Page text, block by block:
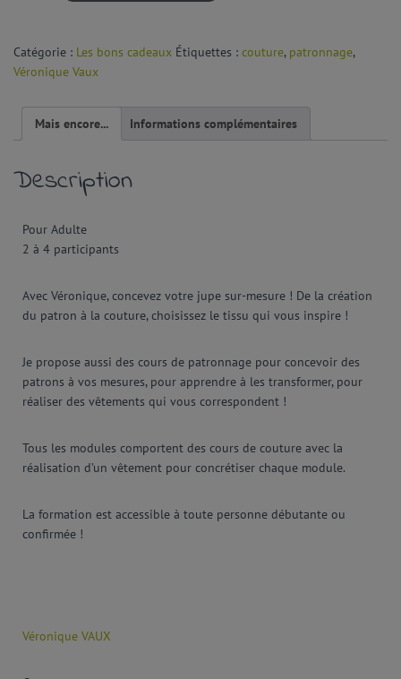
Catégorie : Les bons cadeaux Étiquettes : couture, patronnage,
Véronique Vaux
Mais encore... Informations complémentaires
Description
Pour Adulte
2 à 4 participants
Avec Véronique, concevez votre jupe sur-mesure ! De la création
du patron à la couture, choisissez le tissu qui vous inspire !
Je propose aussi des cours de patronnage pour concevoir des
patrons à vos mesures, pour apprendre à les transformer, pour
réaliser des vêtements qui vous correspondent !
Tous les modules comportent des cours de couture avec la
réalisation d’un vêtement pour concrétiser chaque module.
La formation est accessible à toute personne débutante ou
confirmée !
Véronique VAUX